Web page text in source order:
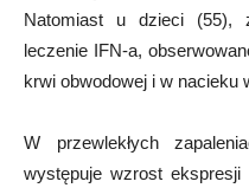
Natomiast u dzieci (55),
leczenie IFN-a,
krwi obwodowej i w nacieku
W przewlekłych
występuje wzrost